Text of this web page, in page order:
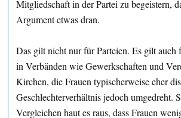
Mitgliedschaft in der Partei zu begeistern,
Argument etwas dran.
Das gilt nicht nur für Parteien. Es gilt auch
in Verbänden wie Gewerkschaften und
Kirchen, die Frauen typischerweise eher
Geschlechterverhältnis jedoch umgedreht.
Vergleichen haut es raus, dass Frauen